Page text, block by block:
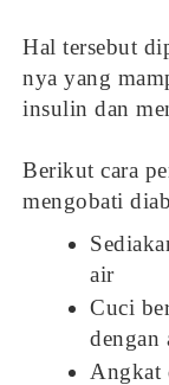
Hal tersebut
nya yang
insulin dan
Berikut cara
mengobati
air
Cuci
dengan
Angkat